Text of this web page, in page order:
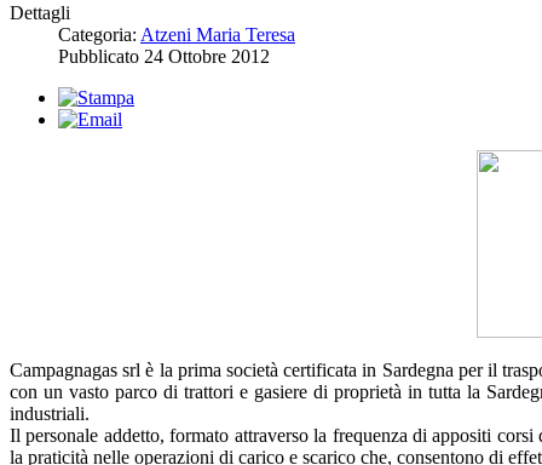
Dettagli
Categoria: Atzeni Maria Teresa
Pubblicato 24 Ottobre 2012
Campagnagas srl è la prima società certificata in Sardegna per il
con un vasto parco di trattori e gasiere di proprietà in tutta la
industriali.
Il personale addetto, formato attraverso la frequenza di appositi
la praticità nelle operazioni di carico e scarico che, consentono di